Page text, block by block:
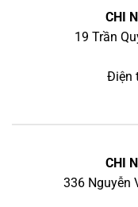
CHI
19 Trần
Điện
CHI
336 Nguyễn